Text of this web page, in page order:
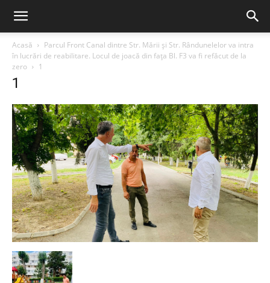
Acasă
Parcul Front Canal dintre Str. Mării și Str. Rândunelelor va intra
în lucrări de reabilitare. Locul de joacă din fața Bl. F3 va fi refăcut de la
zero
1
1